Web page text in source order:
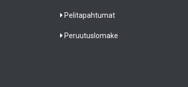
Pelitapahtumat
Peruutuslomake